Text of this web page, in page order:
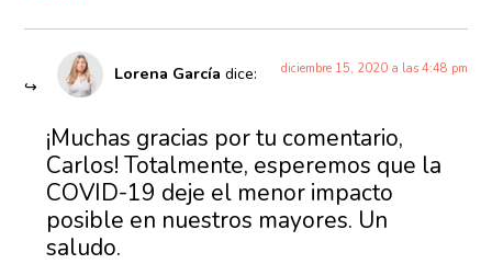
Lorena García dice: diciembre 15, 2020 a las 4:48 pm
¡Muchas gracias por tu comentario,
Carlos! Totalmente, esperemos que la
COVID-19 deje el menor impacto
posible en nuestros mayores. Un
saludo.